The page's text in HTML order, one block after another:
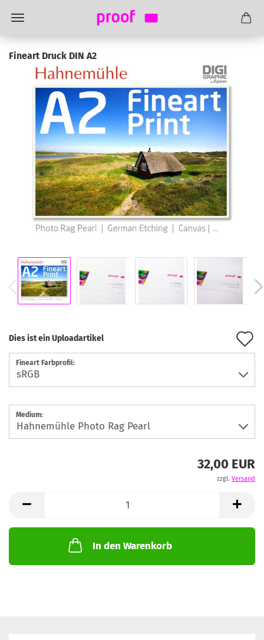
Fineart Druck DIN A2
Dies ist ein Uploadartikel
Fineart Farbprofil:
Medium:
32,00 EUR
zzgl. Versand
In den Warenkorb